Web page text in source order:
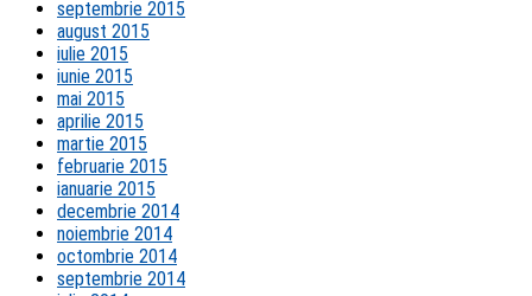
septembrie 2015
august 2015
iulie 2015
iunie 2015
mai 2015
aprilie 2015
martie 2015
februarie 2015
ianuarie 2015
decembrie 2014
noiembrie 2014
octombrie 2014
septembrie 2014